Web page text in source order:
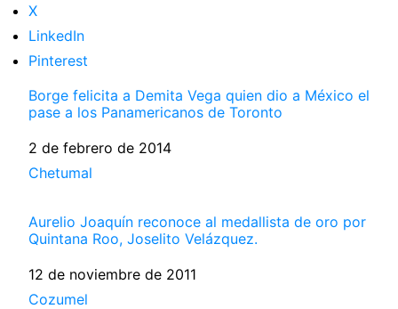
X
LinkedIn
Pinterest
Borge felicita a Demita Vega quien dio a México el
pase a los Panamericanos de Toronto
Fecha
2 de febrero de 2014
Respecto a
Chetumal
Aurelio Joaquín reconoce al medallista de oro por
Quintana Roo, Joselito Velázquez.
Fecha
12 de noviembre de 2011
Respecto a
Cozumel